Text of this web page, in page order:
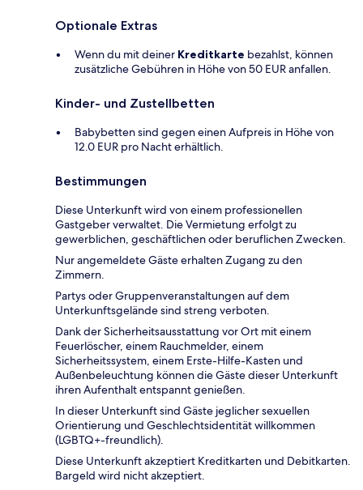
Optionale Extras
Wenn du mit deiner Kreditkarte bezahlst, können
zusätzliche Gebühren in Höhe von 50 EUR anfallen.
Kinder- und Zustellbetten
Babybetten sind gegen einen Aufpreis in Höhe von
12.0 EUR pro Nacht erhältlich.
Bestimmungen
Diese Unterkunft wird von einem professionellen
Gastgeber verwaltet. Die Vermietung erfolgt zu
gewerblichen, geschäftlichen oder beruflichen Zwecken.
Nur angemeldete Gäste erhalten Zugang zu den
Zimmern.
Partys oder Gruppenveranstaltungen auf dem
Unterkunftsgelände sind streng verboten.
Dank der Sicherheitsausstattung vor Ort mit einem
Feuerlöscher, einem Rauchmelder, einem
Sicherheitssystem, einem Erste-Hilfe-Kasten und
Außenbeleuchtung können die Gäste dieser Unterkunft
ihren Aufenthalt entspannt genießen.
In dieser Unterkunft sind Gäste jeglicher sexuellen
Orientierung und Geschlechtsidentität willkommen
(LGBTQ+-freundlich).
Diese Unterkunft akzeptiert Kreditkarten und Debitkarten.
Bargeld wird nicht akzeptiert.